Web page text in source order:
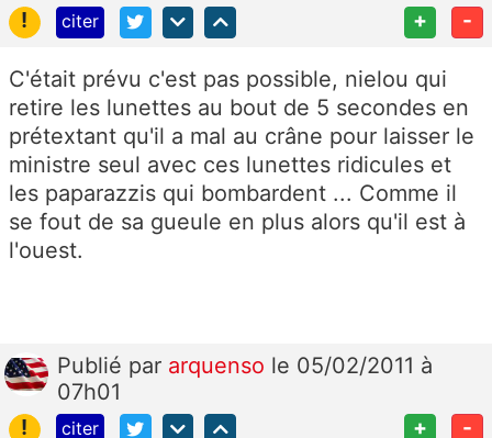
!
citer + -
C'était prévu c'est pas possible, nielou qui
retire les lunettes au bout de 5 secondes en
prétextant qu'il a mal au crâne pour laisser le
ministre seul avec ces lunettes ridicules et
les paparazzis qui bombardent ... Comme il
se fout de sa gueule en plus alors qu'il est à
l'ouest.
Publié par arquenso le 05/02/2011 à
07h01
!
citer + -